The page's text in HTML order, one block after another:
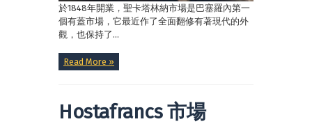
於1848年開業，聖卡塔林納市場是巴塞羅內第一
個有蓋市場，它最近作了全面翻修有著現代的外
觀，也保持了...
Read More »
Hostafrancs 市場